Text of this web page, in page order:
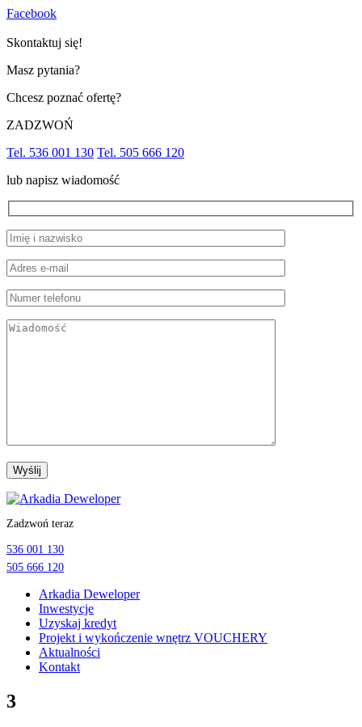
Facebook
Skontaktuj się!
Masz pytania?
Chcesz poznać ofertę?
ZADZWOŃ
Tel. 536 001 130 Tel. 505 666 120
lub napisz wiadomość
Przejdź
treści
Zadzwoń teraz
536 001 130
505 666 120
Arkadia Deweloper
Inwestycje
Uzyskaj kredyt
Projekt i wykończenie wnętrz VOUCHERY
Aktualności
Kontakt
3